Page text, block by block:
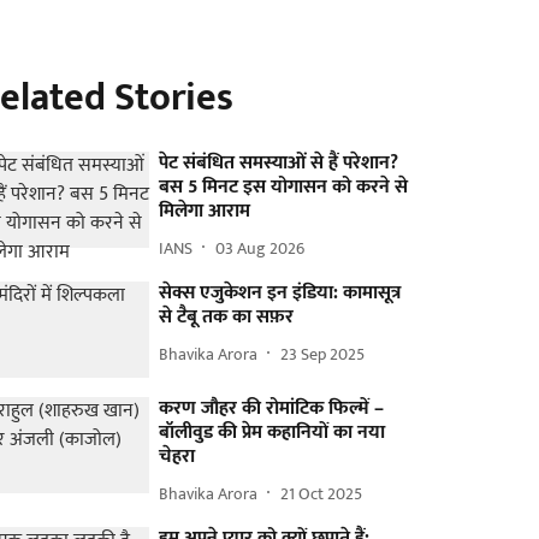
Stories
पेट संबंधित समस्याओं से हैं परेशान?
बस 5 मिनट इस योगासन को करने से
मिलेगा आराम
IANS 03 Aug 2026
सेक्स एजुकेशन इन इंडिया: कामासूत्र
से टैबू तक का सफ़र
Bhavika Arora 23 Sep 2025
करण जौहर की रोमांटिक फिल्में –
बॉलीवुड की प्रेम कहानियों का नया
चेहरा
Bhavika Arora 21 Oct 2025